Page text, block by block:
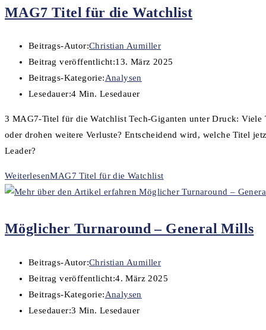
MAG7 Titel für die Watchlist
Beitrags-Autor:Christian Aumiller
Beitrag veröffentlicht:13. März 2025
Beitrags-Kategorie:Analysen
Lesedauer:4 Min. Lesedauer
3 MAG7-Titel für die Watchlist Tech-Giganten unter Druck:
oder drohen weitere Verluste? Entscheidend wird, welche Titel
Leader?
WeiterlesenMAG7 Titel für die Watchlist
Möglicher Turnaround – General Mills
Beitrags-Autor:Christian Aumiller
Beitrag veröffentlicht:4. März 2025
Beitrags-Kategorie:Analysen
Lesedauer:3 Min. Lesedauer